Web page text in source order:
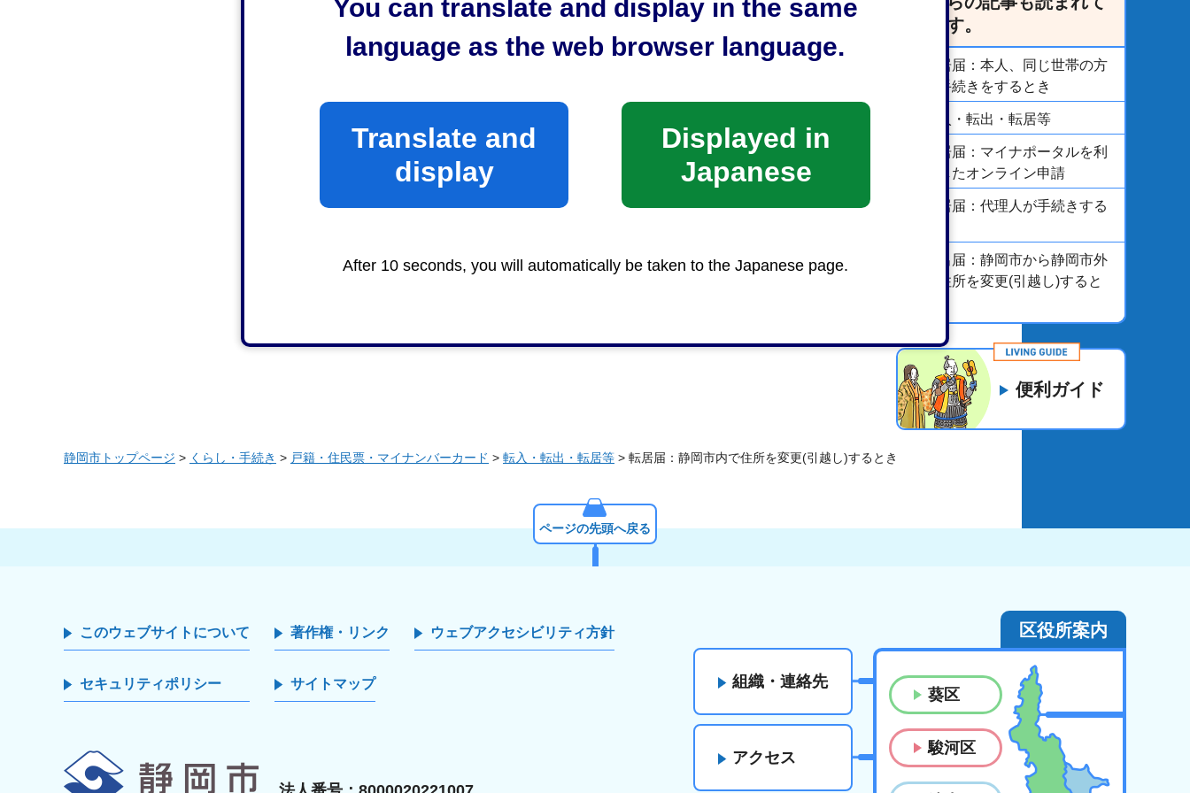
You can translate and display in the same
language as the web browser language.
Translate and
display
Displayed in
Japanese
After 10 seconds, you will automatically be taken to the Japanese page.
います。
転居届：本人、同じ世帯の方
が手続きをするとき
転入・転出・転居等
転居届：マイナポータルを利
用したオンライン申請
転居届：代理人が手続きする
転出届：静岡市から静岡市外
へ住所を変更(引越し)すると
便利ガイド
静岡市トップページ > くらし・手続き > 戸籍・住民票・マイナンバーカード > 転入・転出・転居等 > 転居届：静岡市内で住所を変更(引越し)するとき
ページの先頭へ戻る
このウェブサイトについて 著作権・リンク ウェブアクセシビリティ方針
セキュリティポリシー サイトマップ 組織・連絡先
アクセス
区役所案内
葵区
駿河区